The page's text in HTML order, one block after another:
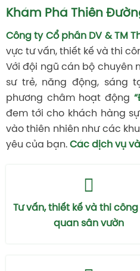
Khám Phá Thiên
Công ty Cổ phần DV & TM
vực tư vấn, thiết kế và thi
Với đội ngũ cán bộ chuyên
sư trẻ, năng động, sáng
phương châm hoạt động
đem tới cho khách hàng
vào thiên nhiên như các
yêu của bạn. Các dịch vụ
Tư vấn, thiết kế và thi
quan sân vườn